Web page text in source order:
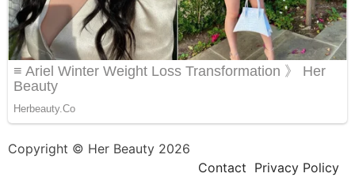
Copyright © Her Beauty 2026
Contact Privacy Policy